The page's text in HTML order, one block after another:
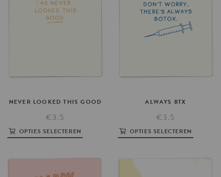
NEVER LOOKED THIS GOOD
€3.5
OPTIES SELECTEREN
ALWAYS BTX
€3.5
OPTIES SELECTEREN